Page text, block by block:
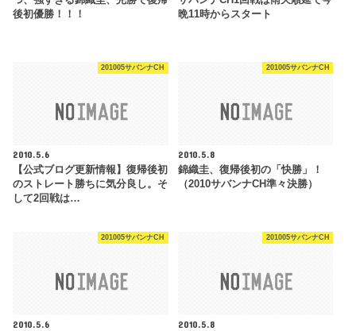
後初優勝！！！
晩11時からスタート
201005サバンナCH
2010.5.6
【公式ブログ更新情報】復帰後初
のストレート勝ちに気分良し。そ
して2回戦は…
201005サバンナCH
2010.5.8
錦織圭、復帰後初の「快勝」！
（2010サバンナCH準々決勝）
201005サバンナCH
2010.5.6
201005サバンナCH
2010.5.8